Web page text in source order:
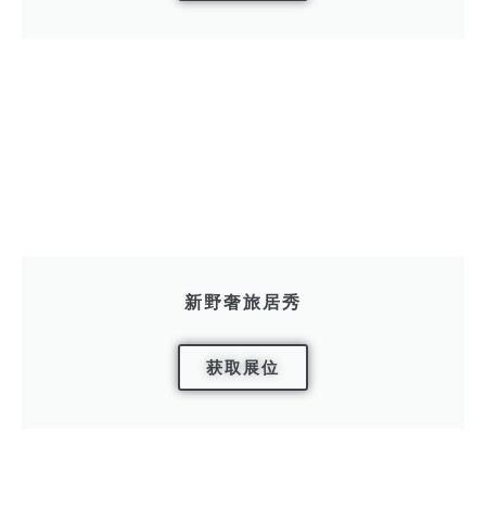
新野奢旅居秀
获取展位